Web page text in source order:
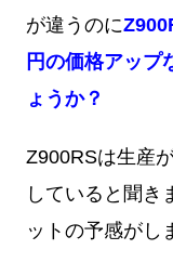
が違うのに
円の価格アップ
ょうか？
Z900RSは生産
していると聞き
ットの予感がし